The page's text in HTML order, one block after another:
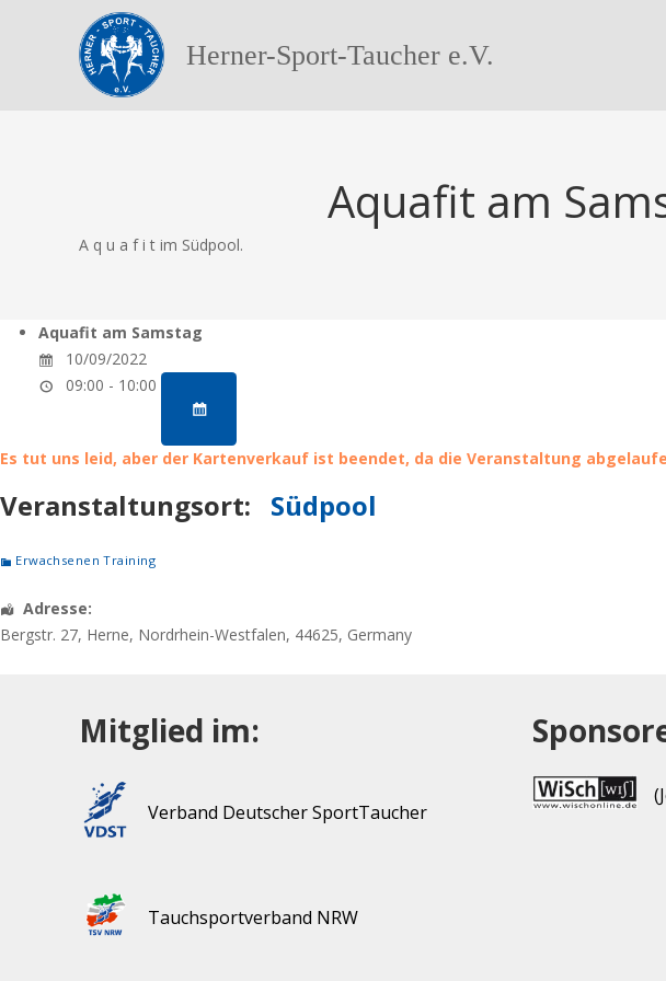
Herner-Sport-Taucher e.V.
Aquafit am
A q u a f i t im Südpool.
Aquafit am Samstag
10/09/2022
09:00 - 10:00
Es tut uns leid, aber der Kartenverkauf ist beendet, da die Veranstaltung
Veranstaltungsort: Südpool
Erwachsenen Training
Adresse:
Bergstr. 27, Herne, Nordrhein-Westfalen, 44625, Germany
Mitglied im:
Verband Deutscher SportTaucher
Tauchsportverband NRW